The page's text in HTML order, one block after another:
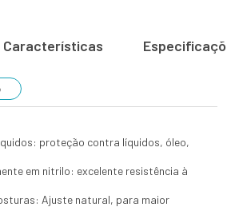
Características
proteção contra líquidos, óleo,
em nitrilo: excelente resistência à
Ajuste natural, para maior